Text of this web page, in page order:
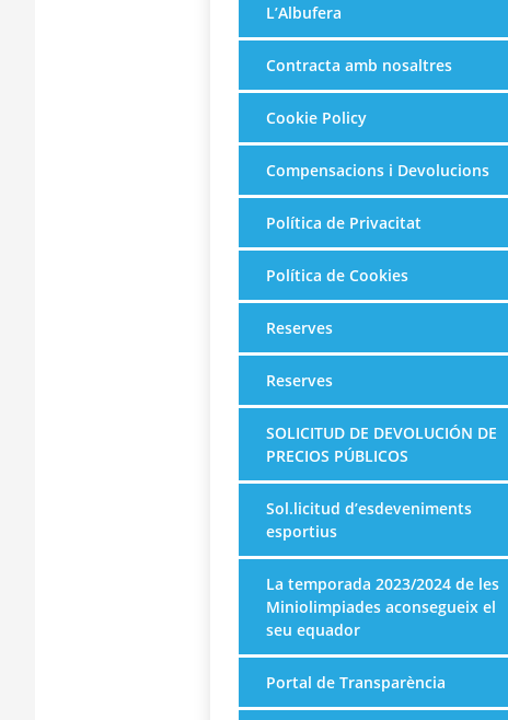
L’Albufera
Contracta amb nosaltres
Cookie Policy
Compensacions i Devolucions
Política de Privacitat
Política de Cookies
Reserves
Reserves
SOLICITUD DE DEVOLUCIÓN DE
PRECIOS PÚBLICOS
Sol.licitud d’esdeveniments
esportius
La temporada 2023/2024 de les
Miniolimpiades aconsegueix el
seu equador
Portal de Transparència